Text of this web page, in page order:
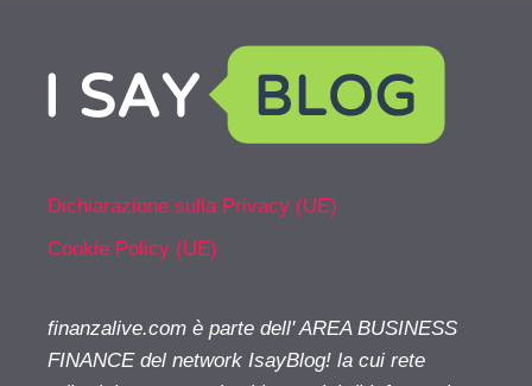
Dichiarazione sulla Privacy (UE)
Cookie Policy (UE)
finanzalive.com è parte dell' AREA BUSINESS
FINANCE del network IsayBlog! la cui rete